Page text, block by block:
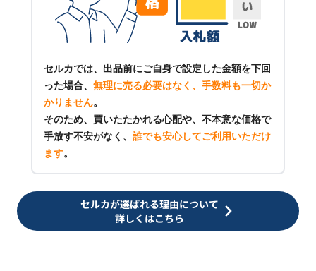
セルカでは、出品前にご自身で設定した金額を下回
った場合、 無理に売る必要はなく、手数料も一切か
かりません。
そのため、買いたたかれる心配や、不本意な価格で
手放す不安がなく、 誰でも安心してご利用いただけ
ます。
セルカが選ばれる理由について
詳しくはこちら